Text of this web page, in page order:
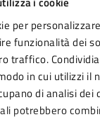
per
funzionalità dei
traffico.
in cui utilizzi il
di analisi dei
potrebbero
DI PIAZZA
IDROGEOLOGICO
2.2 del PNRR